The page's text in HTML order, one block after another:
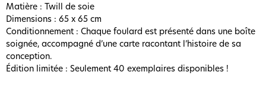
Matière : Twill de soie
Dimensions : 65 x 65 cm
Conditionnement : Chaque foulard est présenté dans une boîte
soignée, accompagné d’une carte racontant l’histoire de sa
conception.
Édition limitée : Seulement 40 exemplaires disponibles !